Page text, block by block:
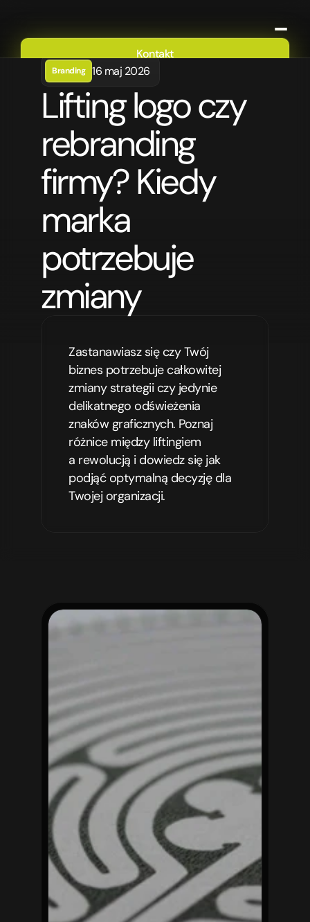
Branding 16 maj 2026
Lifting logo czy
rebranding
firmy? Kiedy
marka
potrzebuje
zmiany
Zastanawiasz się czy Twój
biznes potrzebuje całkowitej
zmiany strategii czy jedynie
delikatnego odświeżenia
znaków graficznych. Poznaj
różnice między liftingiem
a rewolucją i dowiedz się jak
podjąć optymalną decyzję dla
Twojej organizacji.
Oferta
Portfolio
O nas
Kontakt